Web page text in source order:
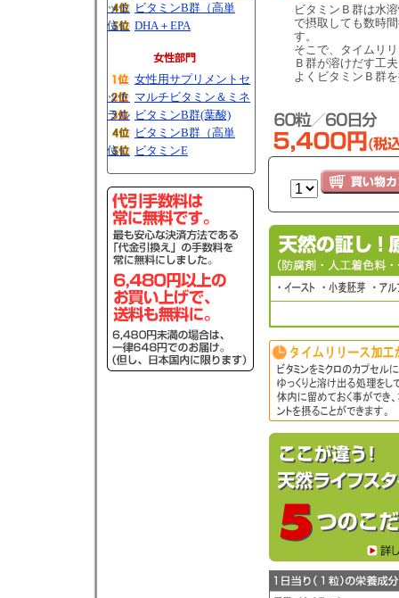
ビタミンＢ群は水
で摂取しても数時
す。
そこで、タイムリ
Ｂ群が溶けだす工
よくビタミンＢ群
ット ビタミンB群（高単
位） DHA＋EPA
女性用サプリメントセ
ット マルチビタミン＆ミネ
ラル ビタミンB群(葉酸)
ビタミンB群（高単
位） ビタミンE